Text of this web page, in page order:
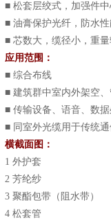
■ 松套层绞式，加强件
■ 油膏保护光纤，防水
■ 芯数大，缆径小，重量
应用范围：
■ 综合布线
■ 建筑群中室内外架空
■ 传输设备、语音、数
■ 同室外光缆用于传统通
横截面图：
1 外护套
2 芳纶纱
3 聚酯包带（阻水带）
4 松套管